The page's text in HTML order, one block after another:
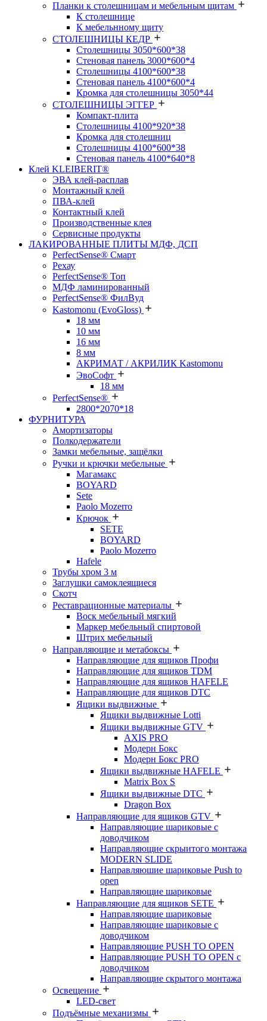
Планки к столешницам и мебельным щитам
К столешнице
К мебельнному щиту
СТОЛЕШНИЦЫ КЕДР
Столешницы 3050*600*38
Стеновая панель 3000*600*4
Столешницы 4100*600*38
Стеновая панель 4100*600*4
Кромка для столешницы 3050*44
СТОЛЕШНИЦЫ ЭГГЕР
Компакт-плита
Столешницы 4100*920*38
Кромка для столешниц
Столешницы 4100*600*38
Стеновая панель 4100*640*8
Клей KLEIBERIT®
ЭВА клей-расплав
Монтажный клей
ПВА-клей
Контактный клей
Производственные клея
Сервисные продукты
ЛАКИРОВАННЫЕ ПЛИТЫ МДФ, ДСП
PerfectSense® Смарт
Рехау
PerfectSense® Топ
МДФ ламинированный
PerfectSense® ФилВуд
Kastomonu (EvoGloss)
18 мм
10 мм
16 мм
8 мм
АКРИМАТ / АКРИЛИК Kastomonu
ЭвоСофт
18 мм
PerfectSense®
2800*2070*18
ФУРНИТУРА
Амортизаторы
Полкодержатели
Замки мебельные, защёлки
Ручки и крючки мебельные
Магамакс
BOYARD
Sete
Paolo Mozerro
Крючок
SETE
BOYARD
Paolo Mozerro
Hafele
Трубы хром 3 м
Заглушки самоклеящиеся
Скотч
Реставрационные материалы
Воск мебельный мягкий
Маркер мебельный спиртовой
Штрих мебельный
Направляющие и метабоксы
Направляющие для ящиков Профи
Направляющие для ящиков TDM
Направляющие для ящиков HAFELE
Направляющие для ящиков DTC
Ящики выдвижные
Ящики выдвижные Lotti
Ящики выдвижные GTV
AXIS PRO
Модерн Бокс
Модерн Бокс PRO
Ящики выдвижные HAFELE
Matrix Box S
Ящики выдвижные DTC
Dragon Box
Направляющие для ящиков GTV
Направляющие шариковые с
доводчиком
Направляющие скрыитого монтажа
MODERN SLIDE
Направляюшие шариковые Push to
open
Направляющие шариковые
Направляющие для ящиков SETE
Направляющие шариковые
Направляющие шариковые с
доводчиком
Направляющие PUSH TO OPEN
Направляющие PUSH TO OPEN с
доводчиком
Направляющие скрытого монтажа
Освещение
LED-свет
Подъёмные механизмы